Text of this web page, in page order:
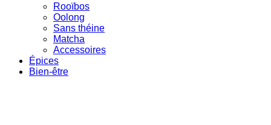
Rooïbos
Oolong
Sans théine
Matcha
Accessoires
Épices
Bien-être